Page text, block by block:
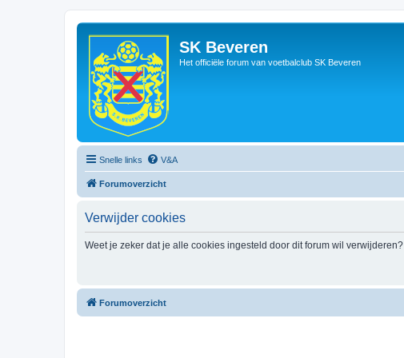
SK Beveren
Het officiële forum van voetbalclub SK Beveren
Snelle links V&A
Forumoverzicht
Verwijder cookies
Weet je zeker dat je alle cookies ingesteld door dit forum wil verwijderen?
Forumoverzicht